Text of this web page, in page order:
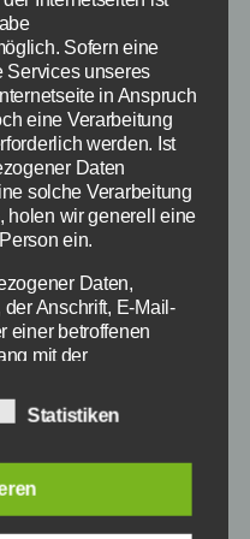
Century Fox
weht ab dem
Uhr präsentiert der
der es um den
Wir stellen euch
Sofern eine
Services unseres
in Anspruch
eine Verarbeitung
werden. Ist
Daten
solche Verarbeitung
holen wir generell eine
ein.
Daten,
Anschrift, E-Mail-
einer betroffenen
mit der
geltenden
über Art, Umfang und
genutzten und
Statistiken